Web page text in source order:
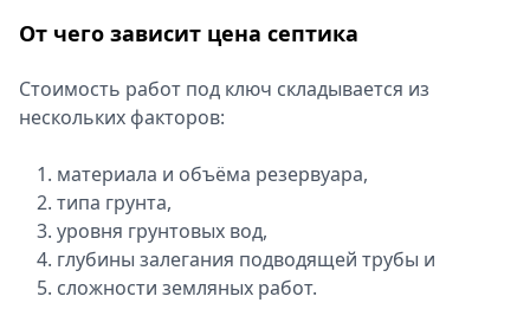
От чего зависит цена септика
Стоимость работ под ключ складывается из
нескольких факторов:
материала и объёма резервуара,
типа грунта,
уровня грунтовых вод,
глубины залегания подводящей трубы и
сложности земляных работ.